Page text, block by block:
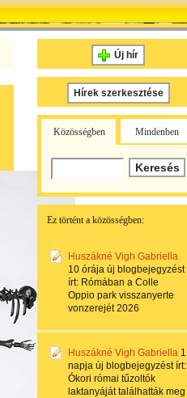
Új hír
Hírek szerkesztése
Közösségben Mindenben
Ez történt a közösségben:
Huszákné Vigh Gabriella
10 órája új blogbejegyzést
írt: Rómában a Colle
Oppio park visszanyerte
vonzerejét 2026
Huszákné Vigh Gabriella 1
napja új blogbejegyzést írt:
Ókori római tűzoltók
laktanyáját találhatták meg